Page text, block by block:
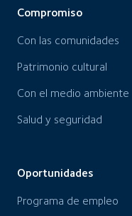
Compromiso
Con las comunidades
Patrimonio cultural
Con el medio ambiente
Salud y seguridad
Oportunidades
Programa de empleo